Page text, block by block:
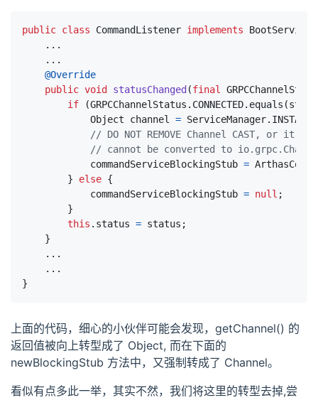
public class CommandListener implements BootService
...
...
@Override
public void statusChanged (final
if
(GRPCChannelStatus . CONNECTED. equals (
Object
channel = ServiceManager. INSTANCE
// DO NOT REMOVE Channel CAST, or
// cannot be converted to
commandServiceBlockingStub =
}
else {
commandServiceBlockingStub = null ;
}
this . status = status ;
}
...
...
}
上面的代码，细心的小伙伴可能会发现，getChannel() 的
返回值被向上转型成了 Object, 而在下面的
newBlockingStub 方法中，又强制转成了 Channel。
看似有点多此一举，其实不然，我们将这里的转型去掉,尝